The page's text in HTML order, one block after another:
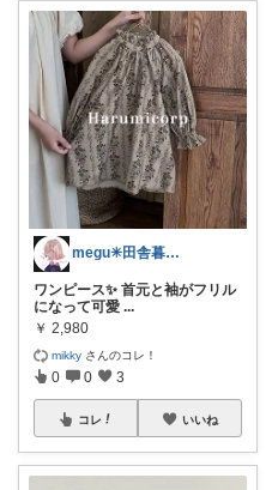
megu✳︎田舎暮らし3児のママ✳︎
ワンピース✨ 首元と袖がフリル
になって可愛 ...
￥ 2,980
mikky さんのコレ！
0 0 3
コレ いいね